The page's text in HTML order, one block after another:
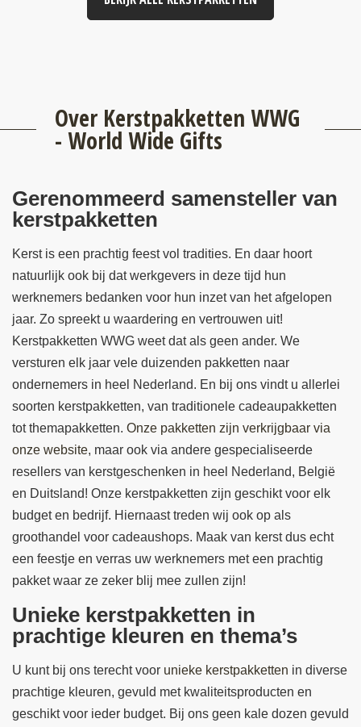
Over Kerstpakketten WWG
- World Wide Gifts
Gerenommeerd samensteller van
kerstpakketten
Kerst is een prachtig feest vol tradities. En daar hoort
natuurlijk ook bij dat werkgevers in deze tijd hun
werknemers bedanken voor hun inzet van het afgelopen
jaar. Zo spreekt u waardering en vertrouwen uit!
Kerstpakketten WWG weet dat als geen ander. We
versturen elk jaar vele duizenden pakketten naar
ondernemers in heel Nederland. En bij ons vindt u allerlei
soorten kerstpakketten, van traditionele cadeaupakketten
tot themapakketten. Onze pakketten zijn verkrijgbaar via
onze website, maar ook via andere gespecialiseerde
resellers van kerstgeschenken in heel Nederland, België
en Duitsland! Onze kerstpakketten zijn geschikt voor elk
budget en bedrijf. Hiernaast treden wij ook op als
groothandel voor cadeaushops. Maak van kerst dus echt
een feestje en verras uw werknemers met een prachtig
pakket waar ze zeker blij mee zullen zijn!
Unieke kerstpakketten in
prachtige kleuren en thema’s
U kunt bij ons terecht voor unieke kerstpakketten in diverse
prachtige kleuren, gevuld met kwaliteitsproducten en
geschikt voor ieder budget. Bij ons geen kale dozen gevuld